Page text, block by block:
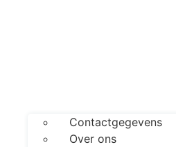
Contactgegevens
Over ons